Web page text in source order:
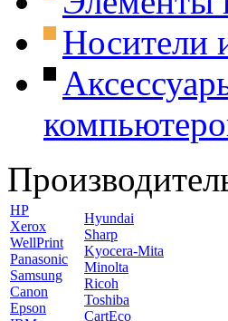
Носители
HP
Xerox
WellPrint
Panasonic
Samsung
Canon
Epson
Hyundai
Sharp
Kyocera-Mita
Minolta
Ricoh
Toshiba
CartEco